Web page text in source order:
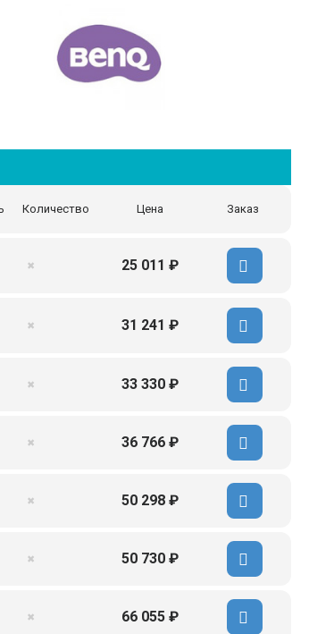
Количество Цена Заказ
✖ 25 011 ₽
✖ 31 241 ₽
✖ 33 330 ₽
✖ 36 766 ₽
✖ 50 298 ₽
✖ 50 730 ₽
✖ 66 055 ₽